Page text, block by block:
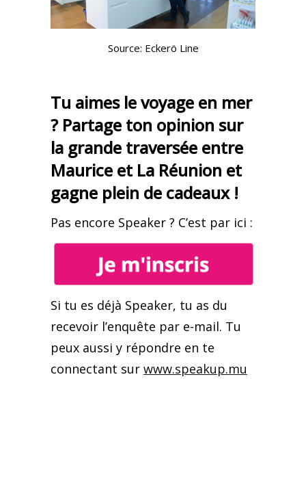
Source: Eckerö Line
Tu aimes le voyage en mer
? Partage ton opinion sur
la grande traversée entre
Maurice et La Réunion et
gagne plein de cadeaux !
Pas encore Speaker ? C’est par ici :
Si tu es déjà Speaker, tu as du
recevoir l’enquête par e-mail. Tu
peux aussi y répondre en te
connectant sur www.speakup.mu